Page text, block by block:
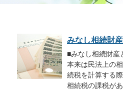
みなし相続財
■みなし相続財産
本来は民法上の
続税を計算する
相続税の課税が